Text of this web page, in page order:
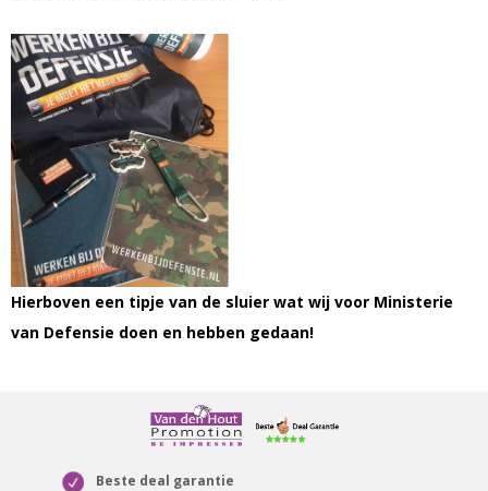
Hierboven een tipje van de sluier wat wij voor Ministerie
van Defensie doen en hebben gedaan!
Beste deal garantie